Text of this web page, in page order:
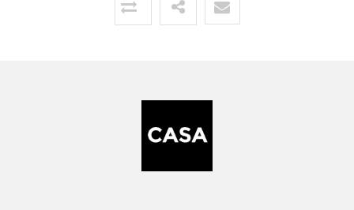
Uitstekende service zowel voor, tijdens als na
vermelding voor de heel vriendelijke en
benodigdheden leverde en ons hielp om deze